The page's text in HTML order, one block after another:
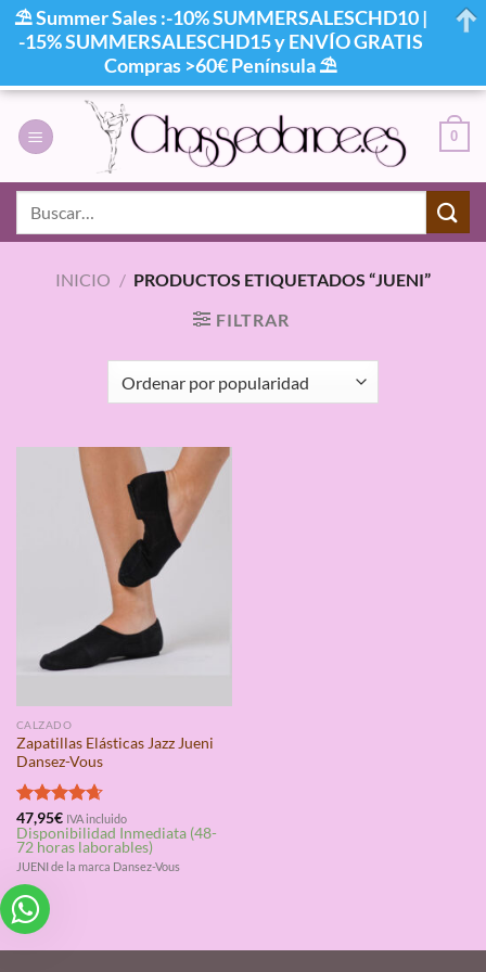
contenido
0
INICIO / PRODUCTOS ETIQUETADOS “JUENI”
FILTRAR
CALZADO
Zapatillas Elásticas Jazz Jueni
Dansez-Vous
Valorado
con4.67
de 5
47,95€ IVA incluido
Disponibilidad Inmediata (48-
72 horas laborables)
JUENI de la marca Dansez-Vous
⛱ Summer Sales :-10% SUMMERSALESCHD10 |
-15% SUMMERSALESCHD15 y ENVÍO GRATIS
Compras >60€ Península ⛱